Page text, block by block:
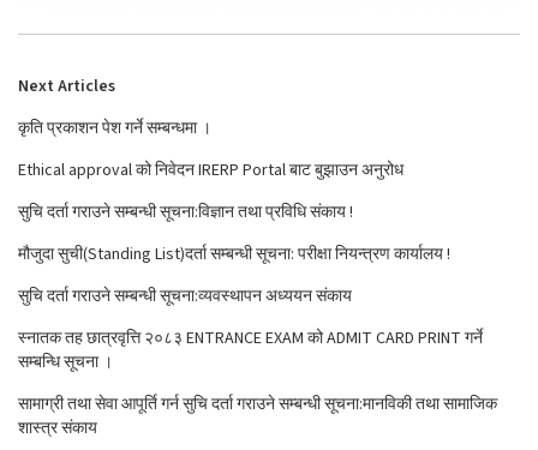
Next Articles
कृति प्रकाशन पेश गर्ने सम्बन्धमा ।
Ethical approval को निवेदन IRERP Portal बाट बुझाउन अनुरोध
सुचि दर्ता गराउने सम्बन्धी सूचना:विज्ञान तथा प्रविधि संकाय !
मौजुदा सुची(Standing List)दर्ता सम्बन्धी सूचना: परीक्षा नियन्त्रण कार्यालय !
सुचि दर्ता गराउने सम्बन्धी सूचना:व्यवस्थापन अध्ययन संकाय
स्नातक तह छात्रवृत्ति २०८३ ENTRANCE EXAM को ADMIT CARD PRINT गर्ने
सम्बन्धि सूचना ।
सामाग्री तथा सेवा आपूर्ति गर्न सुचि दर्ता गराउने सम्बन्धी सूचना:मानविकी तथा सामाजिक
शास्त्र संकाय